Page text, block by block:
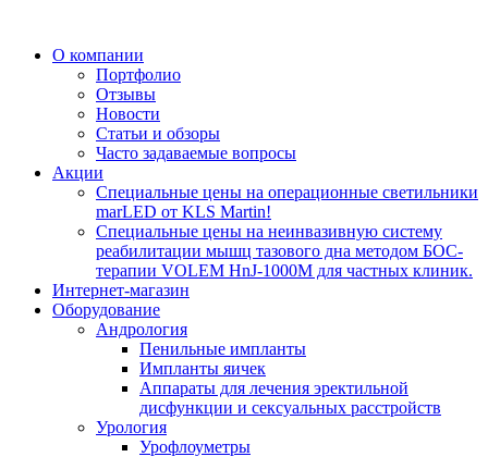
О компании
Портфолио
Отзывы
Новости
Статьи и обзоры
Часто задаваемые вопросы
Акции
Специальные цены на операционные светильники
marLED от KLS Martin!
Специальные цены на неинвазивную систему
реабилитации мышц тазового дна методом БОС-
терапии VOLEM HnJ-1000M для частных клиник.
Интернет-магазин
Оборудование
Андрология
Пенильные импланты
Импланты яичек
Аппараты для лечения эректильной
дисфункции и сексуальных расстройств
Урология
Урофлоуметры